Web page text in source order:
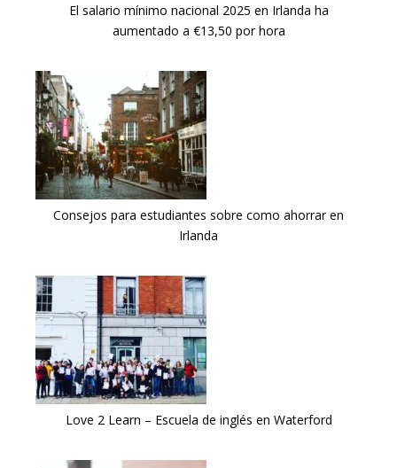
El salario mínimo nacional 2025 en Irlanda ha
aumentado a €13,50 por hora
Consejos para estudiantes sobre como ahorrar en
Irlanda
Love 2 Learn – Escuela de inglés en Waterford